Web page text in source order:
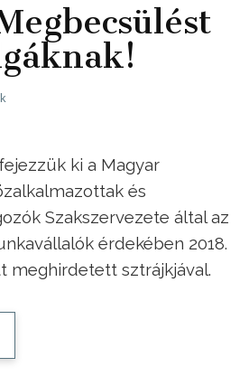
ki a Magyar
és
Szakszervezete által az
érdekében 2018.
meghirdetett sztrájkjával.